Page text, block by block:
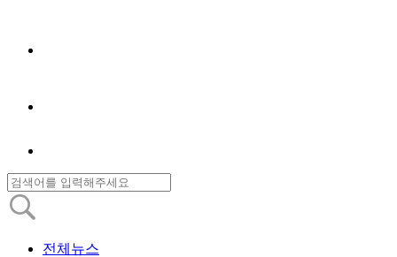
전체뉴스